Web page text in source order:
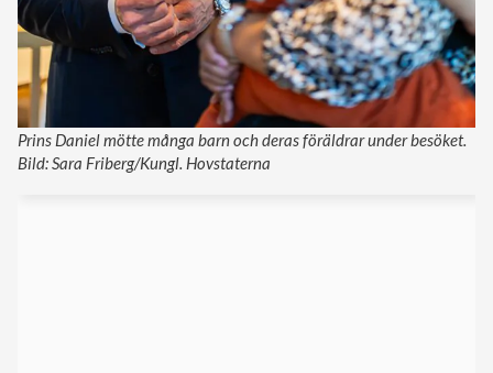
Prins Daniel mötte många barn och deras föräldrar under besöket.
Bild: Sara Friberg/Kungl. Hovstaterna